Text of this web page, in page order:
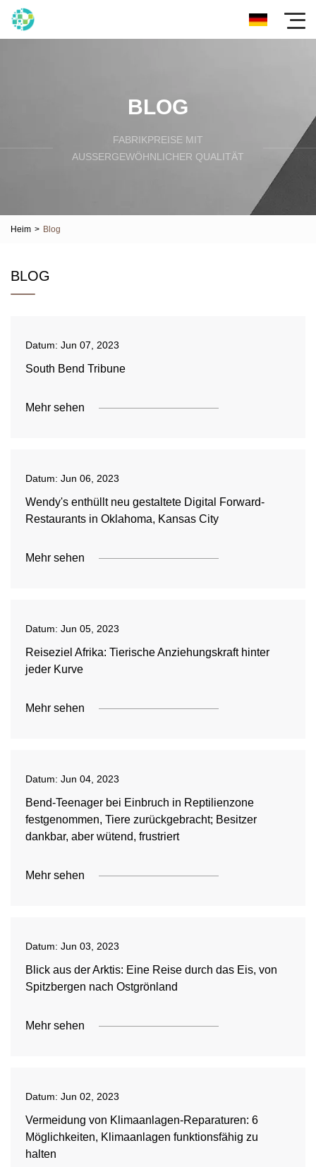
BLOG
FABRIKPREISE MIT
AUSSERGEWÖHNLICHER QUALITÄT
Heim > Blog
BLOG
Datum: Jun 07, 2023
South Bend Tribune
Mehr sehen
Datum: Jun 06, 2023
Wendy's enthüllt neu gestaltete Digital Forward-
Restaurants in Oklahoma, Kansas City
Mehr sehen
Datum: Jun 05, 2023
Reiseziel Afrika: Tierische Anziehungskraft hinter
jeder Kurve
Mehr sehen
Datum: Jun 04, 2023
Bend-Teenager bei Einbruch in Reptilienzone
festgenommen, Tiere zurückgebracht; Besitzer
dankbar, aber wütend, frustriert
Mehr sehen
Datum: Jun 03, 2023
Blick aus der Arktis: Eine Reise durch das Eis, von
Spitzbergen nach Ostgrönland
Mehr sehen
Datum: Jun 02, 2023
Vermeidung von Klimaanlagen-Reparaturen: 6
Möglichkeiten, Klimaanlagen funktionsfähig zu
halten